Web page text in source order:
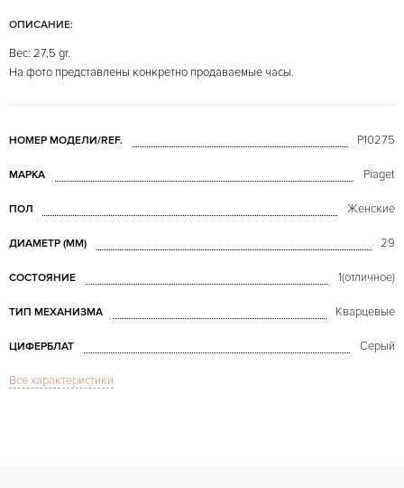
ОПИСАНИЕ:
Вес: 27,5 gr.
На фото представлены конкретно продаваемые часы.
НОМЕР МОДЕЛИ/REF. P10275
МАРКА Piaget
ПОЛ Женские
ДИАМЕТР (MM) 29
СОСТОЯНИЕ 1(отличное)
ТИП МЕХАНИЗМА Кварцевые
ЦИФЕРБЛАТ Серый
СТЕКЛО
Все характеристики